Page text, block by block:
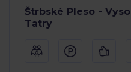
Štrbské Pleso -
Tatry